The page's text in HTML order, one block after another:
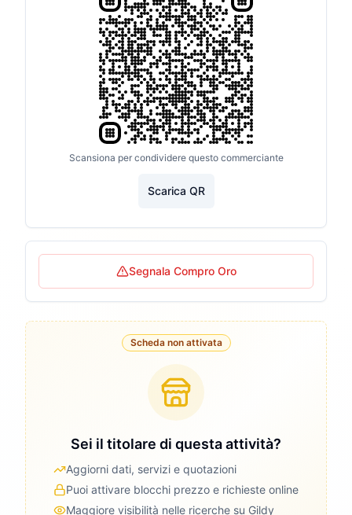
Scansiona per condividere questo commerciante
Scarica QR
Segnala Compro Oro
Scheda non attivata
Sei il titolare di questa attività?
Aggiorni dati, servizi e quotazioni
Puoi attivare blocchi prezzo e richieste online
Maggiore visibilità nelle ricerche su Gildy